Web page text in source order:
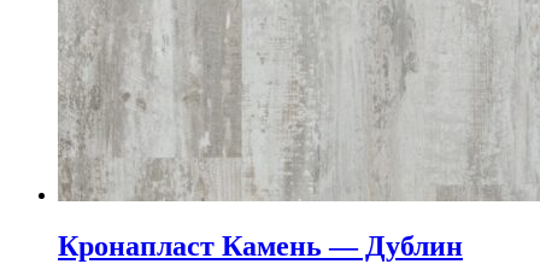
Кронапласт Камень — Дублин